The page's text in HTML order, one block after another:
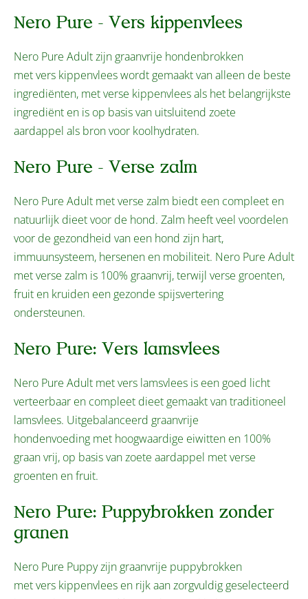
Nero Pure - Vers kippenvlees
Nero Pure Adult zijn graanvrije hondenbrokken
met vers kippenvlees wordt gemaakt van alleen de beste
ingrediënten, met verse kippenvlees als het belangrijkste
ingrediënt en is op basis van uitsluitend zoete
aardappel als bron voor koolhydraten.
Nero Pure - Verse zalm
Nero Pure Adult met verse zalm biedt een compleet en
natuurlijk dieet voor de hond. Zalm heeft veel voordelen
voor de gezondheid van een hond zijn hart,
immuunsysteem, hersenen en mobiliteit. Nero Pure Adult
met verse zalm is 100% graanvrij, terwijl verse groenten,
fruit en kruiden een gezonde spijsvertering
ondersteunen.
Nero Pure: Vers lamsvlees
Nero Pure Adult met vers lamsvlees is een goed licht
verteerbaar en compleet dieet gemaakt van traditioneel
lamsvlees. Uitgebalanceerd graanvrije
hondenvoeding met hoogwaardige eiwitten en 100%
graan vrij, op basis van zoete aardappel met verse
groenten en fruit.
Nero Pure: Puppybrokken zonder
granen
Nero Pure Puppy zijn graanvrije puppybrokken
met vers kippenvlees en rijk aan zorgvuldig geselecteerd